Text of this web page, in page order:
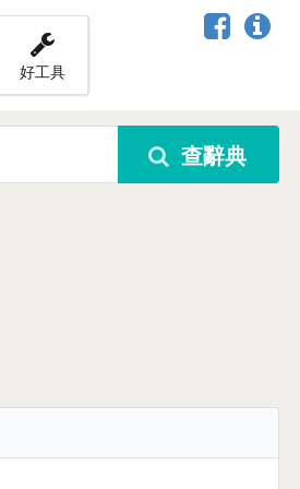
好工具
查辭典